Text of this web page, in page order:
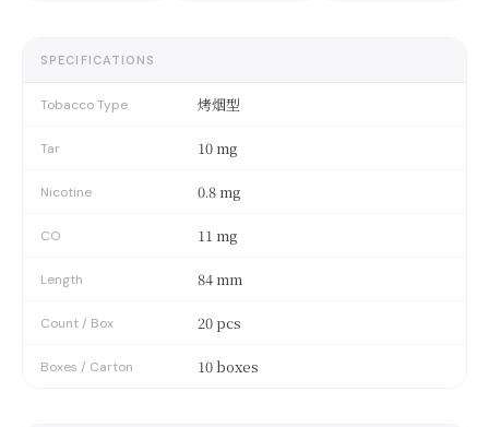
SPECIFICATIONS
Tobacco Type 烤烟型
Tar 10 mg
Nicotine 0.8 mg
CO 11 mg
Length 84 mm
Count / Box 20 pcs
Boxes / Carton 10 boxes